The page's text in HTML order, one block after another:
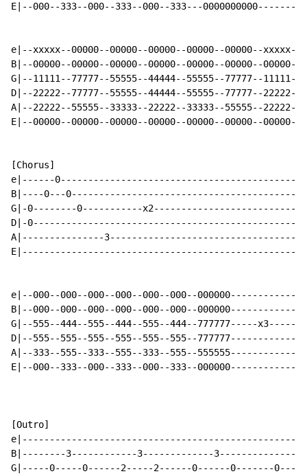
E|--000--333--000--333--000--333---
e|--xxxxx--00000--00000--00000--00000--00000--
B|--00000--00000--00000--00000--00000--00000--
G|--11111--77777--55555--44444--55555--77777--
D|--22222--77777--55555--44444--55555--77777--
A|--22222--55555--33333--22222--33333--55555--
E|--00000--00000--00000--00000--00000--00000--
[Chorus]
e|------
B|----0---
G|-0--------0-----------
D|-
A|---------------
e|--000--000--000--000--000--000--
B|--000--000--000--000--000--000--
G|--555--444--555--444--555--444--777777-----
D|--555--555--555--555--555--555--
A|--333--555--333--555--333--555--
E|--000--333--000--333--000--333--
[Outro]
B|--------3------------3-------------3--------------
G|-----0-----0------2-----2------0------0-------